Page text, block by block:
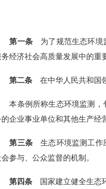
第一条为了规范生态环境
务经济社会高质量发展中的重
第二条在中华人民共和国领
本条例所称生态环境监测
的企业事业单位和其他生产经
第三条生态环境监测工作
参与、公众监督的机制。
第四条国家建立健全生态环